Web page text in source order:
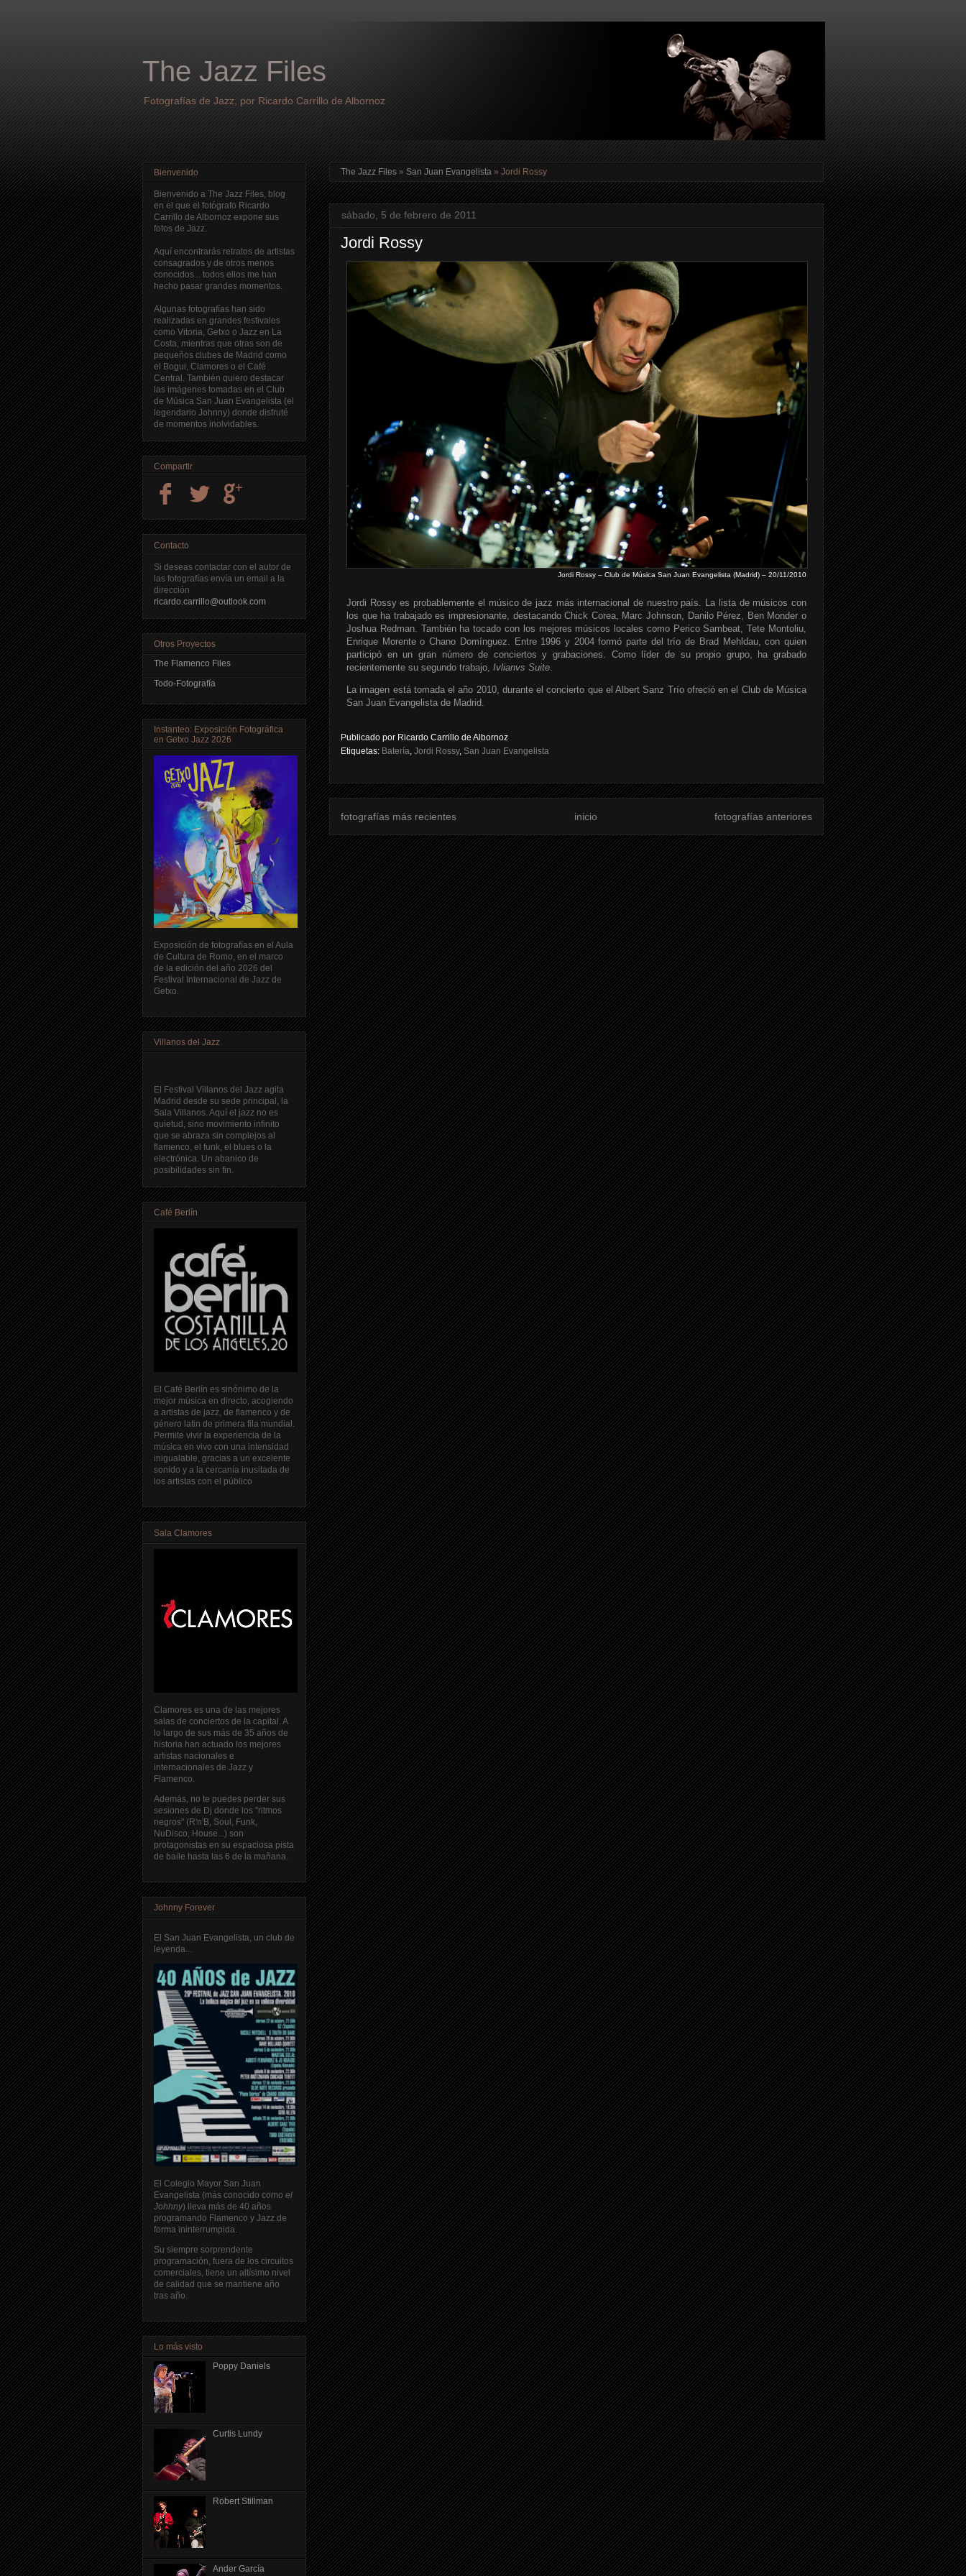
The Jazz Files
Fotografías de Jazz, por Ricardo Carrillo de Albornoz
The Jazz Files » San Juan Evangelista » Jordi Rossy
sábado, 5 de febrero de 2011
Jordi Rossy
Jordi Rossy – Club de Música San Juan Evangelista (Madrid) – 20/11/2010
Jordi Rossy es probablemente el músico de jazz más internacional de nuestro país. La lista de músicos con
los que ha trabajado es impresionante, destacando Chick Corea, Marc Johnson, Danilo Pérez, Ben Monder o
Joshua Redman. También ha tocado con los mejores músicos locales como Perico Sambeat, Tete Montoliu,
Enrique Morente o Chano Domínguez. Entre 1996 y 2004 formó parte del trío de Brad Mehldau, con quien
participó en un gran número de conciertos y grabaciones. Como líder de su propio grupo, ha grabado
recientemente su segundo trabajo, Ivlianvs Suite.
La imagen está tomada el año 2010, durante el concierto que el Albert Sanz Trío ofreció en el Club de Música
San Juan Evangelista de Madrid.
Publicado por Ricardo Carrillo de Albornoz
Etiquetas: Batería, Jordi Rossy, San Juan Evangelista
fotografías más recientes fotografías anteriores
inicio
Bienvenido
Bienvenido a The Jazz Files, blog
en el que el fotógrafo Ricardo
Carrillo de Albornoz expone sus
fotos de Jazz.
Aquí encontrarás retratos de artistas
consagrados y de otros menos
conocidos... todos ellos me han
hecho pasar grandes momentos.
Algunas fotografías han sido
realizadas en grandes festivales
como Vitoria, Getxo o Jazz en La
Costa, mientras que otras son de
pequeños clubes de Madrid como
el Bogui, Clamores o el Café
Central. También quiero destacar
las imágenes tomadas en el Club
de Música San Juan Evangelista (el
legendario Johnny) donde disfruté
de momentos inolvidables.
Compartir
Contacto
Si deseas contactar con el autor de
las fotografías envía un email a la
dirección
ricardo.carrillo@outlook.com
Otros Proyectos
The Flamenco Files
Todo-Fotografía
Instanteo: Exposición Fotográfica
en Getxo Jazz 2026
Exposición de fotografías en el Aula
de Cultura de Romo, en el marco
de la edición del año 2026 del
Festival Internacional de Jazz de
Getxo.
Villanos del Jazz
El Festival Villanos del Jazz agita
Madrid desde su sede principal, la
Sala Villanos. Aquí el jazz no es
quietud, sino movimiento infinito
que se abraza sin complejos al
flamenco, el funk, el blues o la
electrónica. Un abanico de
posibilidades sin fin.
Café Berlín
El Café Berlín es sinónimo de la
mejor música en directo, acogiendo
a artistas de jazz, de flamenco y de
género latin de primera fila mundial.
Permite vivir la experiencia de la
música en vivo con una intensidad
inigualable, gracias a un excelente
sonido y a la cercanía inusitada de
los artistas con el público
Sala Clamores
Clamores es una de las mejores
salas de conciertos de la capital. A
lo largo de sus más de 35 años de
historia han actuado los mejores
artistas nacionales e
internacionales de Jazz y
Flamenco.
Además, no te puedes perder sus
sesiones de Dj donde los "ritmos
negros" (R'n'B, Soul, Funk,
NuDisco, House...) son
protagonistas en su espaciosa pista
de baile hasta las 6 de la mañana.
Johnny Forever
El San Juan Evangelista, un club de
leyenda...
El Colegio Mayor San Juan
Evangelista (más conocido como el
Johhny) lleva más de 40 años
programando Flamenco y Jazz de
forma ininterrumpida.
Su siempre sorprendente
programación, fuera de los circuitos
comerciales, tiene un altísimo nivel
de calidad que se mantiene año
tras año.
Lo más visto
Poppy Daniels
Curtis Lundy
Robert Stillman
Ander García